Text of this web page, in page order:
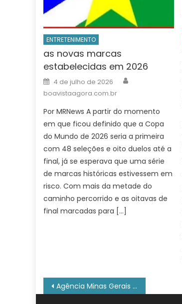
ENTRETENIMENTO
as novas marcas
estabelecidas em 2026
Posted
on
4 de julho de 2026
boavistaagora.com.br
Por MRNews A partir do momento
em que ficou definido que a Copa
do Mundo de 2026 seria a primeira
com 48 seleções e oito duelos até a
final, já se esperava que uma série
de marcas históricas estivessem em
risco. Com mais da metade do
caminho percorrido e as oitavas de
final marcadas para […]
Navegação
de
Agência Minas Gerais | Secretaria de Cultura propõe feira temática sobre o Carnaval de Minas Gerais em agosto, no Expominas